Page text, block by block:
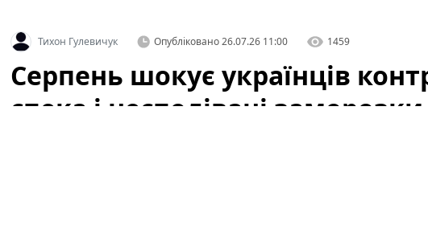
Тихон Гулевичук Опубліковано26.07.26 11:00 1459
Серпень шокує українців
спека і несподівані заморозки